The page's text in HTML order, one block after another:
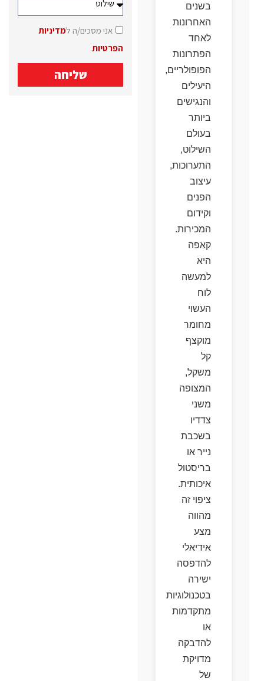
בשנים
האחרונות
לאחד
הפתרונות
הפופולריים,
היעילים
והנגישים
ביותר
בעולם
השילוט,
התערוכות,
עיצוב
הפנים
וקידום
המכירות.
קאפה
היא
למעשה
לוח
העשוי
מחומר
מוקצף
קל
משקל,
המצופה
משני
צדדיו
בשכבת
נייר או
בריסטול
איכותית.
ציפוי זה
מהווה
מצע
אידיאלי
להדפסה
ישירה
בטכנולוגיות
מתקדמות
או
להדבקה
מדויקת
של
אני מסכים/ה למדיניות
הפרטיות.
שליחה